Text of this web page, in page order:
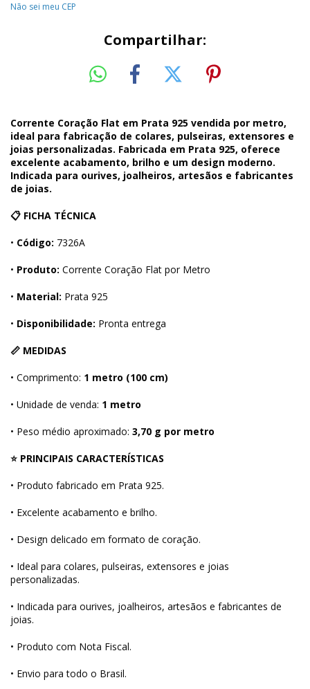
Não sei meu CEP
Compartilhar:
Corrente Coração Flat em Prata 925 vendida por metro,
ideal para fabricação de colares, pulseiras, extensores e
joias personalizadas. Fabricada em Prata 925, oferece
excelente acabamento, brilho e um design moderno.
Indicada para ourives, joalheiros, artesãos e fabricantes
de joias.
📋 FICHA TÉCNICA
• Código: 7326A
• Produto: Corrente Coração Flat por Metro
• Material: Prata 925
• Disponibilidade: Pronta entrega
📏 MEDIDAS
• Comprimento: 1 metro (100 cm)
• Unidade de venda: 1 metro
• Peso médio aproximado: 3,70 g por metro
⭐ PRINCIPAIS CARACTERÍSTICAS
• Produto fabricado em Prata 925.
• Excelente acabamento e brilho.
• Design delicado em formato de coração.
• Ideal para colares, pulseiras, extensores e joias
personalizadas.
• Indicada para ourives, joalheiros, artesãos e fabricantes de
joias.
• Produto com Nota Fiscal.
• Envio para todo o Brasil.